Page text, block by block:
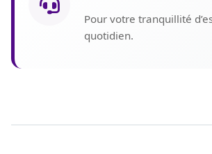
Pour votre tranquillité
quotidien.